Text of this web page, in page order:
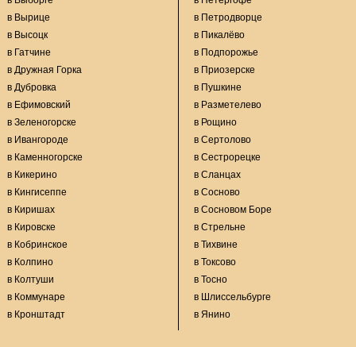
в Вырице
в Высоцк
в Гатчине
в Дружная Горка
в Дубровка
в Ефимовский
в Зеленогорске
в Ивангороде
в Каменногорске
в Кикерино
в Кингисеппе
в Киришах
в Кировске
в Кобринское
в Колпино
в Колтуши
в Коммунаре
в Кронштадт
в Петродворце
в Пикалёво
в Подпорожье
в Приозерске
в Пушкине
в Разметелево
в Рощино
в Сертолово
в Сестрорецке
в Сланцах
в Сосново
в Сосновом Боре
в Стрельне
в Тихвине
в Токсово
в Тосно
в Шлиссельбурге
в Янино